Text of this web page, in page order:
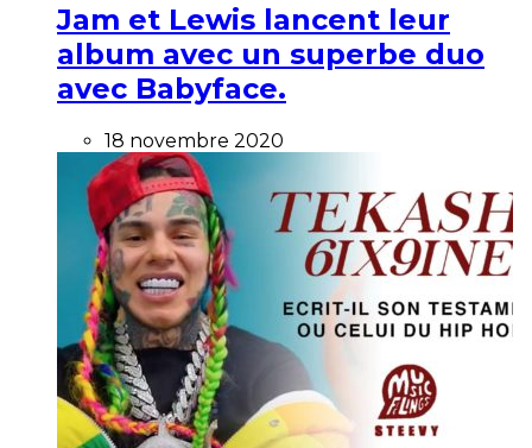
Jam et Lewis lancent leur
album avec un superbe duo
avec Babyface.
18 novembre 2020